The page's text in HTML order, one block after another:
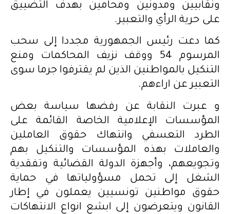
ونقابيين ومدونين ومحامين بهدف التضييق
على حرية الرأي والتعبير.
كما دعت رئيس الجمهورية مجددا إلى سحب
المرسوم 54 ووقف نزيف المحاكمات ومنع
التنكيل بالمواطنين الذين لم يقترفوا جرما سوى
التعبير عن اراءهم.
و عبرت النقابة عن رفضها سياسة بعض
المؤسسات الإعلامية الخاصة القائمة على
الطرد التعسفي وانتهاك حقوق العاملين
والعاملات بهذه المؤسسات والتنكيل بهم
وتجويعهم، وأجهزة الدولة القضائية وتفقدية
الشغل إلى تحمل مسؤولياتها في حماية
حقوق مواطنين تونسيين يعملون في إطار
القانون ويتعرضون إلى ابشع انواع الانتهاكات